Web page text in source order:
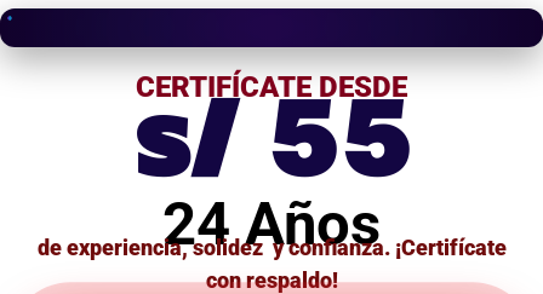
CERTIFÍCATE DESDE
s/ 55
24 Años
de experiencia, solidez y confianza. ¡Certifícate
con respaldo!